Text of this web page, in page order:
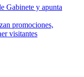
Gabinete y apunta
promociones,
visitantes